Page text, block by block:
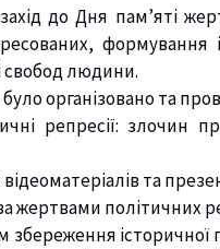
до Дня пам’яті
формування
свобод людини.
організовано та
репресії: злочин
та
жертвами політичних
збереження